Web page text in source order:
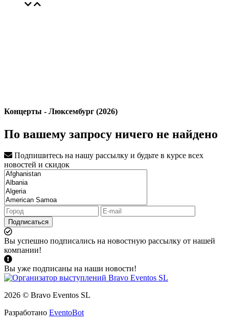
Концерты - Люксембург (2026)
По вашему запросу ничего не найдено
Подпишитесь на нашу рассылку и будьте в курсе всех
новостей и скидок
Подписаться
Вы успешно подписались на новостную рассылку от нашей
компании!
Вы уже подписаны на наши новости!
2026 © Bravo Eventos SL
Разработано EventoBot